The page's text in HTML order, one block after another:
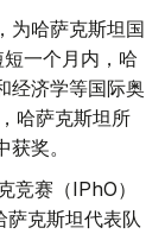
为哈萨克斯坦国
一个月内，哈
经济学等国际奥
哈萨克斯坦所
奖。
竞赛（I​​PhO）
克斯坦代表队